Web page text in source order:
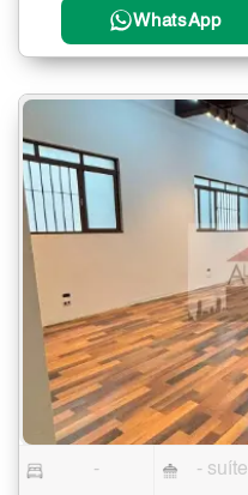
WhatsApp
- - suíte